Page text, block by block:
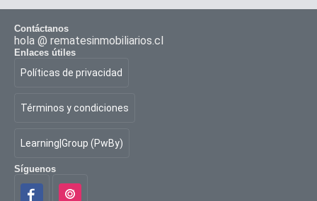
Contáctanos
hola @ rematesinmobiliarios.cl
Enlaces útiles
Políticas de privacidad
Términos y condiciones
Learning|Group (PwBy)
Síguenos